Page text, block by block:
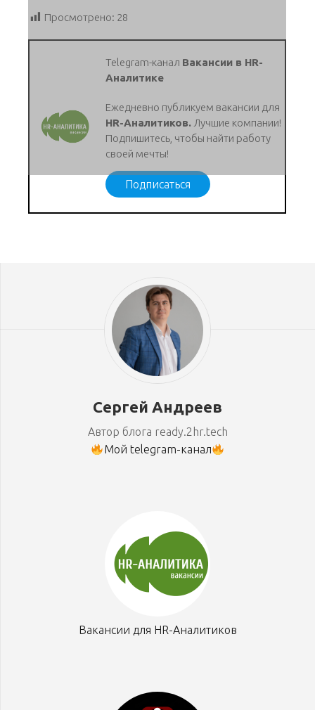
Просмотрено: 28
Telegram-канал Вакансии в HR-
Аналитике
Ежедневно публикуем вакансии для
HR-Аналитиков. Лучшие компании!
Подпишитесь, чтобы найти работу
своей мечты!
Подписаться
Сергей Андреев
Автор блога ready.2hr.tech
Мой telegram-канал
Вакансии для HR-Аналитиков